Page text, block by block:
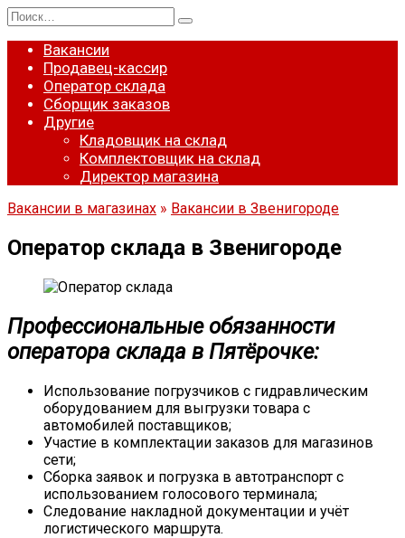
Перейти
к
содержанию
Search
for:
Вакансии
Продавец-кассир
Оператор склада
Сборщик заказов
Другие
Кладовщик на склад
Комплектовщик на склад
Директор магазина
Вакансии в магазинах » Вакансии в Звенигороде
Оператор склада в Звенигороде
Профессиональные обязанности
оператора склада в Пятёрочке:
Использование погрузчиков с гидравлическим
оборудованием для выгрузки товара с
автомобилей поставщиков;
Участие в комплектации заказов для магазинов
сети;
Сборка заявок и погрузка в автотранспорт с
использованием голосового терминала;
Следование накладной документации и учёт
логистического маршрута.